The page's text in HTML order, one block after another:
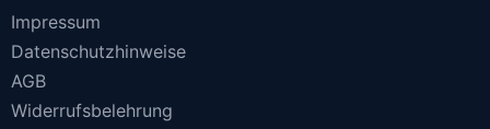
Impressum
Datenschutzhinweise
AGB
Widerrufsbelehrung